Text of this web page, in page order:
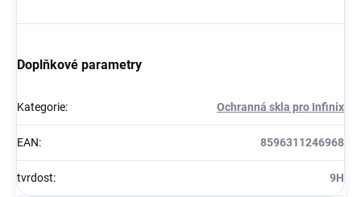
Doplňkové parametry
Kategorie: Ochranná skla pro Infinix
EAN: 8596311246968
tvrdost: 9H